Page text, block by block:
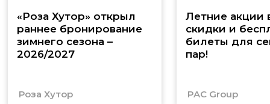
«Роза Хутор» открыл
раннее бронирование
зимнего сезона –
2026/2027
Роза Хутор
Летние акции
скидки и
билеты для
пар!
PAC Group